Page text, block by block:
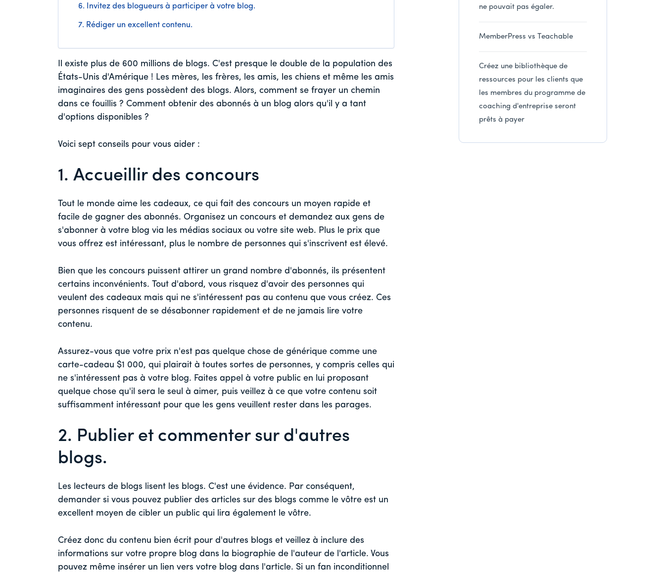
6. Invitez des blogueurs à participer à votre blog.
7. Rédiger un excellent contenu.
Il existe plus de 600 millions de blogs. C'est presque le double de la population des
États-Unis d'Amérique ! Les mères, les frères, les amis, les chiens et même les amis
imaginaires des gens possèdent des blogs. Alors, comment se frayer un chemin
dans ce fouillis ? Comment obtenir des abonnés à un blog alors qu'il y a tant
d'options disponibles ?
Voici sept conseils pour vous aider :
1. Accueillir des concours
Tout le monde aime les cadeaux, ce qui fait des concours un moyen rapide et
facile de gagner des abonnés. Organisez un concours et demandez aux gens de
s'abonner à votre blog via les médias sociaux ou votre site web. Plus le prix que
vous offrez est intéressant, plus le nombre de personnes qui s'inscrivent est élevé.
Bien que les concours puissent attirer un grand nombre d'abonnés, ils présentent
certains inconvénients. Tout d'abord, vous risquez d'avoir des personnes qui
veulent des cadeaux mais qui ne s'intéressent pas au contenu que vous créez. Ces
personnes risquent de se désabonner rapidement et de ne jamais lire votre
contenu.
Assurez-vous que votre prix n'est pas quelque chose de générique comme une
carte-cadeau $1 000, qui plairait à toutes sortes de personnes, y compris celles qui
ne s'intéressent pas à votre blog. Faites appel à votre public en lui proposant
quelque chose qu'il sera le seul à aimer, puis veillez à ce que votre contenu soit
suffisamment intéressant pour que les gens veuillent rester dans les parages.
2. Publier et commenter sur d'autres
blogs.
Les lecteurs de blogs lisent les blogs. C'est une évidence. Par conséquent,
demander si vous pouvez publier des articles sur des blogs comme le vôtre est un
excellent moyen de cibler un public qui lira également le vôtre.
Créez donc du contenu bien écrit pour d'autres blogs et veillez à inclure des
informations sur votre propre blog dans la biographie de l'auteur de l'article. Vous
pouvez même insérer un lien vers votre blog dans l'article. Si un fan inconditionnel
ne pouvait pas égaler.
MemberPress vs Teachable
Créez une bibliothèque de
ressources pour les clients que
les membres du programme de
coaching d'entreprise seront
prêts à payer